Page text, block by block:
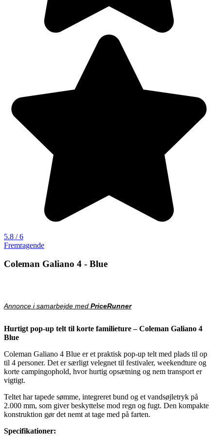
5.8 / 6
Fremragende
Coleman Galiano 4 - Blue
Annonce i samarbejde med PriceRunner
Hurtigt pop-up telt til korte familieture – Coleman Galiano 4
Blue
Coleman Galiano 4 Blue er et praktisk pop-up telt med plads til op
til 4 personer. Det er særligt velegnet til festivaler, weekendture og
korte campingophold, hvor hurtig opsætning og nem transport er
vigtigt.
Teltet har tapede sømme, integreret bund og et vandsøjletryk på
2.000 mm, som giver beskyttelse mod regn og fugt. Den kompakte
konstruktion gør det nemt at tage med på farten.
Specifikationer: